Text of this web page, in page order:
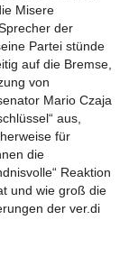
Misere
der
Partei stünde
auf die Bremse,
von
Mario Czaja
aus,
für
die
Reaktion
und wie groß die
der ver.di